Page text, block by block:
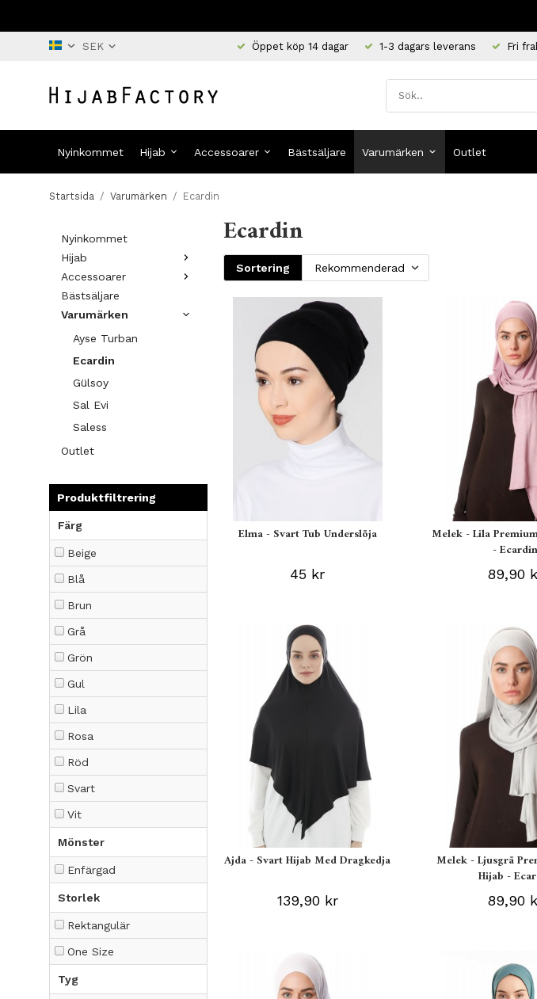
Öppet köp 14 dagar 1-3 dagars leverans Fri
Nyinkommet Hijab Accessoarer Bästsäljare Varumärken Outlet
Startsida / Varumärken / Ecardin
Nyinkommet
Hijab
Accessoarer
Bästsäljare
Varumärken
Ayse Turban
Ecardin
Gülsoy
Sal Evi
Saless
Outlet
Produktfiltrering
Färg
Beige
Blå
Brun
Grå
Grön
Gul
Lila
Rosa
Röd
Svart
Vit
Mönster
Enfärgad
Storlek
Rektangulär
One Size
Tyg
Ecardin
Sortering
Elma - Svart Tub Underslöja
45 kr
Melek - Lila
- Ecardin
89,90
Ajda - Svart Hijab Med Dragkedja
139,90 kr
Melek - Ljusgrå
Hijab -
89,90